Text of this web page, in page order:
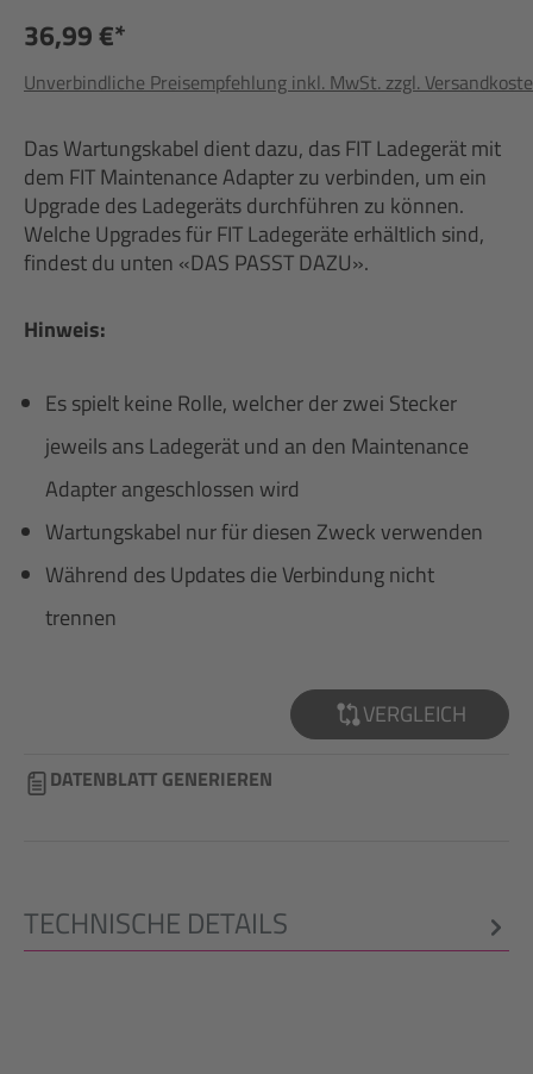
36,99 €*
Unverbindliche Preisempfehlung inkl. MwSt. zzgl.
Das Wartungskabel dient dazu, das FIT Ladegerät mit
dem FIT Maintenance Adapter zu verbinden, um ein
Upgrade des Ladegeräts durchführen zu können.
Welche Upgrades für FIT Ladegeräte erhältlich sind,
findest du unten «DAS PASST DAZU».
Hinweis:
Es spielt keine Rolle, welcher der zwei Stecker
jeweils ans Ladegerät und an den Maintenance
Adapter angeschlossen wird
Wartungskabel nur für diesen Zweck verwenden
Während des Updates die Verbindung nicht
trennen
VERGLEICH
DATENBLATT GENERIEREN
TECHNISCHE DETAILS